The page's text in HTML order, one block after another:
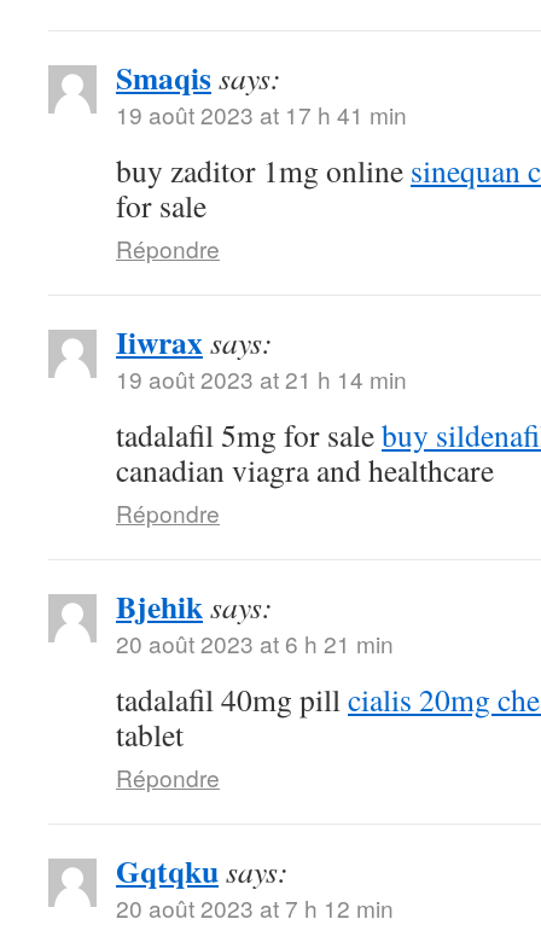
Smaqissays:
19 août 2023 at 17 h 41 min
buy zaditor 1mg online sinequan
for sale
Répondre
Iiwraxsays:
19 août 2023 at 21 h 14 min
tadalafil 5mg for salebuy
canadian viagra and healthcare
Répondre
Bjehiksays:
20 août 2023 at 6 h 21 min
tadalafil 40mg pillcialis 20mg
tablet
Répondre
Gqtqkusays:
20 août 2023 at 7 h 12 min